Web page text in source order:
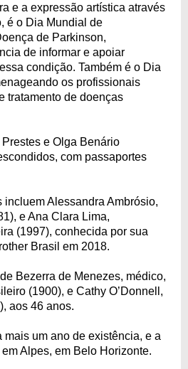
e a expressão artística através
é o Dia Mundial de
de Parkinson,
de informar e apoiar
condição. Também é o Dia
os profissionais
tratamento de doenças
e Olga Benário
com passaportes
incluem Alessandra Ambrósio,
e Ana Clara Lima,
(1997), conhecida por sua
Brasil em 2018.
Bezerra de Menezes, médico,
(1900), e Cathy O’Donnell,
aos 46 anos.
um ano de existência, e a
Alpes, em Belo Horizonte.